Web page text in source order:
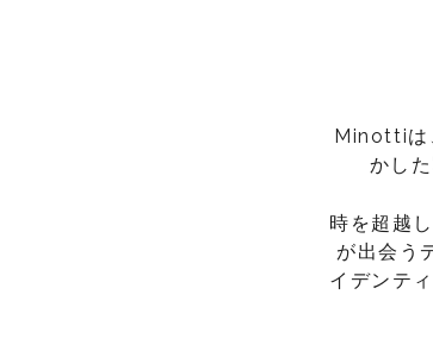
Minottiは
かし
時を超越
が出会う
イデンテ